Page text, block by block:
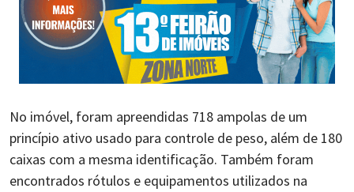
No imóvel, foram apreendidas 718 ampolas de um
princípio ativo usado para controle de peso, além de 180
caixas com a mesma identificação. Também foram
encontrados rótulos e equipamentos utilizados na